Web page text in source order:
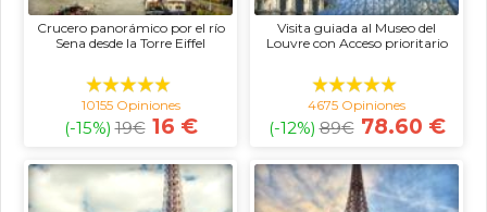
Crucero panorámico por el río
Sena desde la Torre Eiffel
10155 Opiniones
(-15%) 19€ 16 €
Visita guiada al Museo del
Louvre con Acceso prioritario
4675 Opiniones
(-12%) 89€ 78.60 €